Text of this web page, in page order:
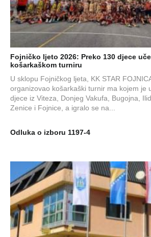
Fojničko ljeto 2026: Preko 130 djece
košarkaškom turniru
U sklopu Fojničkog ljeta, KK STAR
organizovao košarkaški turnir ma kojem je
djece iz Viteza, Donjeg Vakufa, Bugojna,
Zenice i Fojnice, a igralo se na...
Odluka o izboru 1197-4